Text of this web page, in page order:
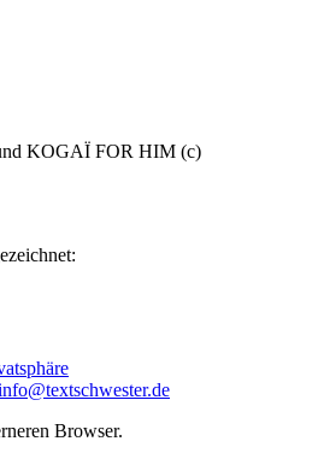
KOGAÏ FOR HIM (c)
Browser.